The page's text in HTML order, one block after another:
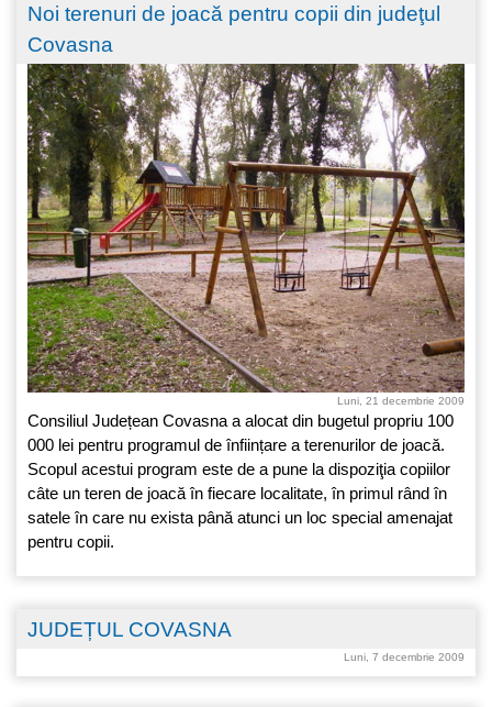
Noi terenuri de joacă pentru copii din judeţul
Covasna
Luni, 21 decembrie 2009
Consiliul Județean Covasna a alocat din bugetul propriu 100
000 lei pentru programul de înființare a terenurilor de joacă.
Scopul acestui program este de a pune la dispoziţia copiilor
câte un teren de joacă în fiecare localitate, în primul rând în
satele în care nu exista până atunci un loc special amenajat
pentru copii.
JUDEȚUL COVASNA
Luni, 7 decembrie 2009